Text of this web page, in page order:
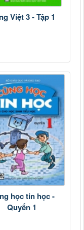
Việt 3 - Tập 1
học tin học -
Quyển 1